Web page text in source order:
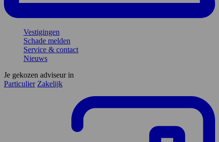
Vestigingen
Schade melden
Service & contact
Nieuws
Je gekozen adviseur in
Particulier Zakelijk